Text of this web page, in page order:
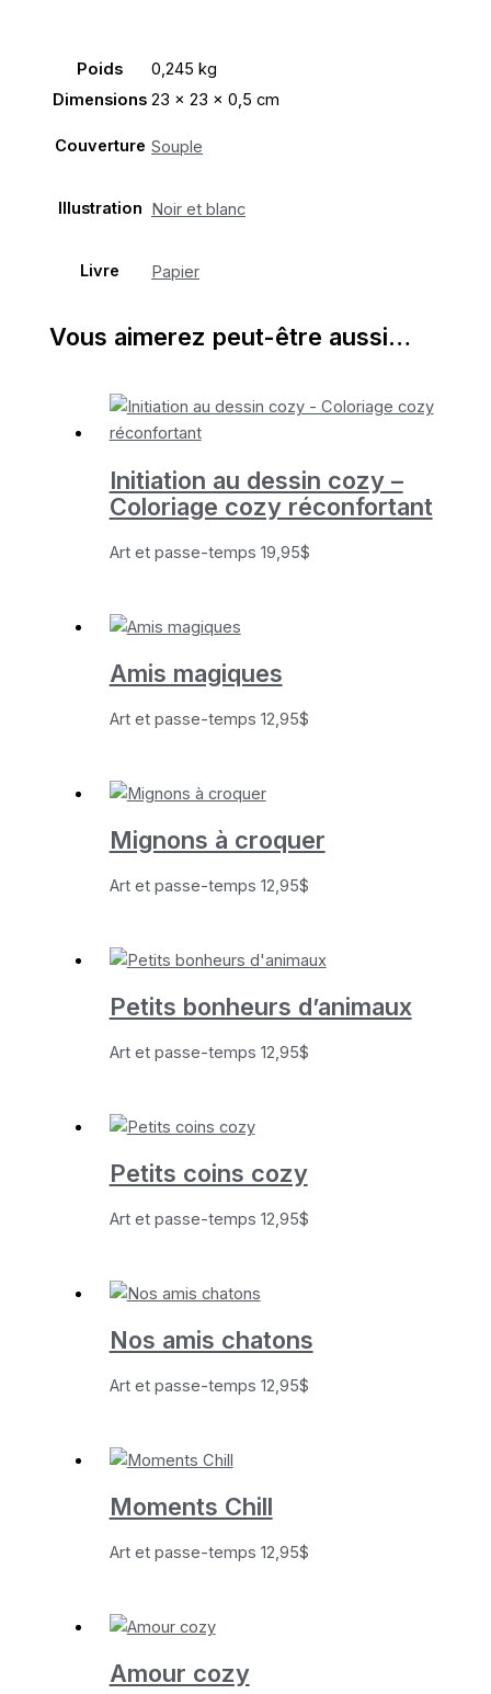
Poids
0,245 kg
Dimensions 23 × 23 × 0,5 cm
Couverture Souple
Illustration Noir et blanc
Livre Papier
Vous aimerez peut-être aussi…
Initiation au dessin cozy –
Coloriage cozy réconfortant
Art et passe-temps 19,95$
Amis magiques
Art et passe-temps 12,95$
Mignons à croquer
Art et passe-temps 12,95$
Petits bonheurs d’animaux
Art et passe-temps 12,95$
Petits coins cozy
Art et passe-temps 12,95$
Nos amis chatons
Art et passe-temps 12,95$
Moments Chill
Art et passe-temps 12,95$
Amour cozy